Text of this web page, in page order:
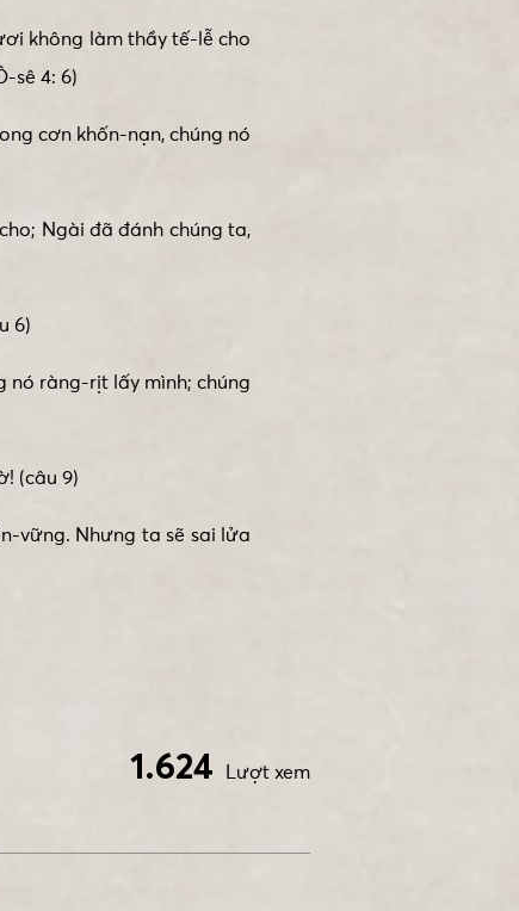
không làm thầy tế-lễ cho
sê 4: 6)
cơn khốn-nạn, chúng nó
Ngài đã đánh chúng ta,
6)
nó ràng-rịt lấy mình; chúng
(câu 9)
vững. Nhưng ta sẽ sai lửa
Lượt xem
1.624